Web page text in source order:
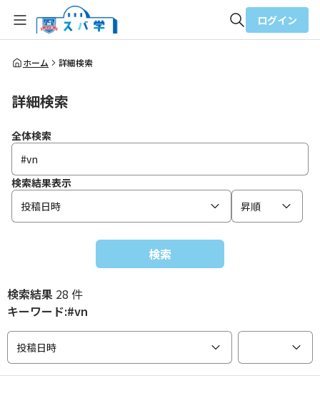
全体検索
ログイン
ホーム 詳細検索
詳細検索
全体検索
検索結果表示
投稿日時
昇順
検索
検索結果 28 件
キーワード:#vn
投稿日時